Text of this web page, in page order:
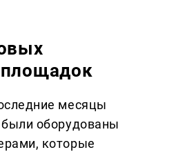
месяцы
оборудованы
которые